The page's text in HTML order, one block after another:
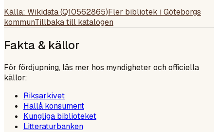
Källa: Wikidata (Q10562865)Fler bibliotek i Göteborgs
kommunTillbaka till katalogen
Fakta & källor
För fördjupning, läs mer hos myndigheter och officiella
källor:
Riksarkivet
Hallå konsument
Kungliga biblioteket
Litteraturbanken